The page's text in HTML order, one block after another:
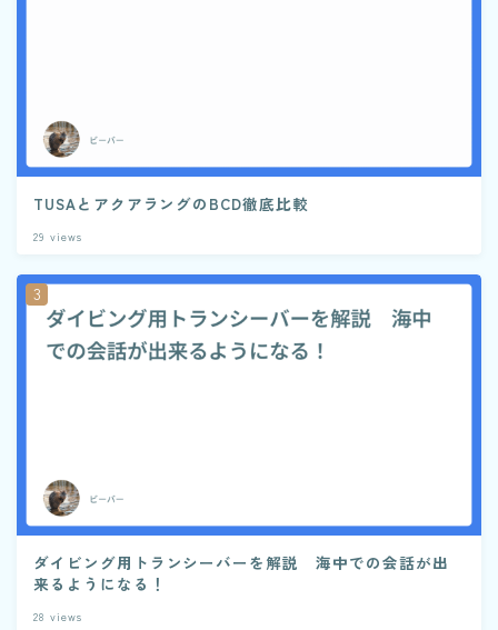
TUSAとアクアラングのBCD徹底比較
29 views
ダイビング用トランシーバーを解説 海中での会話が出
来るようになる！
28 views